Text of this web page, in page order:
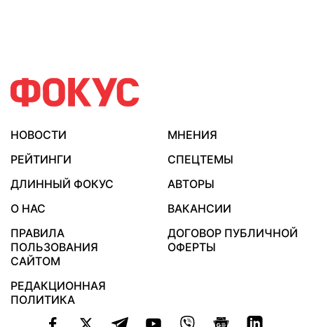
НОВОСТИ
МНЕНИЯ
РЕЙТИНГИ
СПЕЦТЕМЫ
ДЛИННЫЙ ФОКУС
АВТОРЫ
О НАС
ВАКАНСИИ
ПРАВИЛА
ПОЛЬЗОВАНИЯ
САЙТОМ
ДОГОВОР ПУБЛИЧНОЙ
ОФЕРТЫ
РЕДАКЦИОННАЯ
ПОЛИТИКА